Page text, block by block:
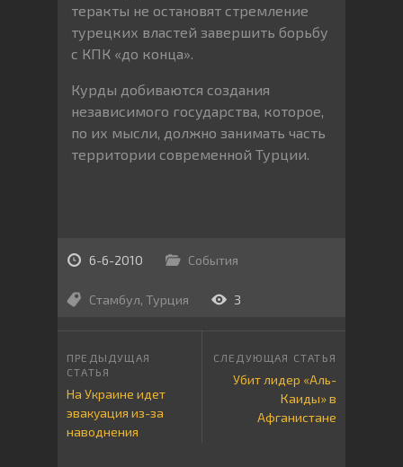
теракты не остановят стремление
турецких властей завершить борьбу
с КПК «до конца».
Курды добиваются создания
независимого государства, которое,
по их мысли, должно занимать часть
территории современной Турции.
6-6-2010 События
Стамбул, Турция 3
На Украине идет
эвакуация из-за
наводнения
Убит лидер «Аль-
Каиды» в
Афганистане